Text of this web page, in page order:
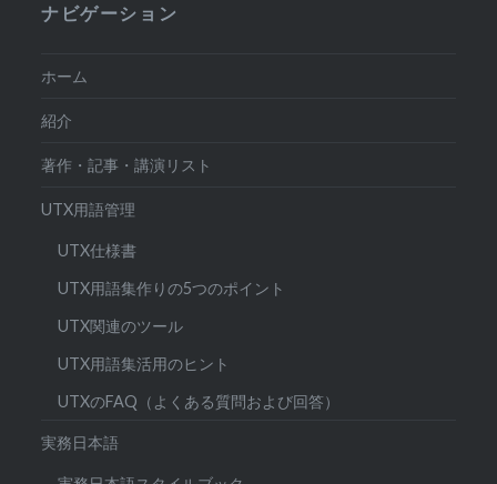
ナビゲーション
ホーム
紹介
著作・記事・講演リスト
UTX用語管理
UTX仕様書
UTX用語集作りの5つのポイント
UTX関連のツール
UTX用語集活用のヒント
UTXのFAQ（よくある質問および回答）
実務日本語